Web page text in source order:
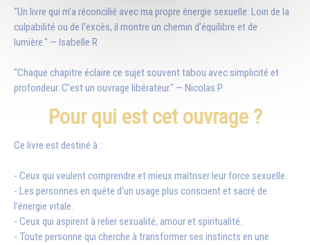
"Un livre qui m’a réconcilié avec ma propre énergie sexuelle. Loin de la
culpabilité ou de l’excès, il montre un chemin d’équilibre et de
lumière." — Isabelle R
"Chaque chapitre éclaire ce sujet souvent tabou avec simplicité et
profondeur. C’est un ouvrage libérateur." — Nicolas P
Pour qui est cet ouvrage ?
Ce livre est destiné à :
- Ceux qui veulent comprendre et mieux maîtriser leur force sexuelle.
- Les personnes en quête d’un usage plus conscient et sacré de
l’énergie vitale.
- Ceux qui aspirent à relier sexualité, amour et spiritualité.
- Toute personne qui cherche à transformer ses instincts en une